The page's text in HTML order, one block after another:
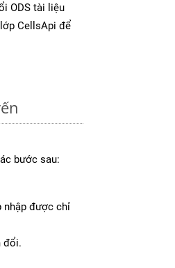
ODS tài liệu
CellsApi để
bước sau:
nhập được chỉ
đổi.